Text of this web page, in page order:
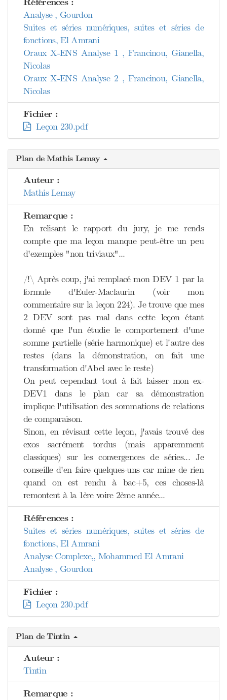
Analyse , Gourdon
Suites et séries numériques, suites et séries de
fonctions, El Amrani
Oraux X-ENS Analyse 1 , Francinou, Gianella,
Nicolas
Oraux X-ENS Analyse 2 , Francinou, Gianella,
Nicolas
Fichier :
Leçon 230.pdf
Plan de Mathis Lemay
Auteur :
Mathis Lemay
Remarque :
En relisant le rapport du jury, je me rends
compte que ma leçon manque peut-être un peu
d'exemples "non triviaux"...
/!\ Après coup, j'ai remplacé mon DEV 1 par la
formule d'Euler-Maclaurin (voir mon
commentaire sur la leçon 224). Je trouve que mes
2 DEV sont pas mal dans cette leçon étant
donné que l'un étudie le comportement d'une
somme partielle (série harmonique) et l'autre des
restes (dans la démonstration, on fait une
transformation d'Abel avec le reste)
On peut cependant tout à fait laisser mon ex-
DEV1 dans le plan car sa démonstration
implique l'utilisation des sommations de relations
de comparaison.
Sinon, en révisant cette leçon, j'avais trouvé des
exos sacrément tordus (mais apparemment
classiques) sur les convergences de séries... Je
conseille d'en faire quelques-uns car mine de rien
quand on est rendu à bac+5, ces choses-là
remontent à la 1ère voire 2ème année...
Références :
Suites et séries numériques, suites et séries de
fonctions, El Amrani
Analyse Complexe,, Mohammed El Amrani
Analyse , Gourdon
Fichier :
Leçon 230.pdf
Plan de Tintin
Auteur :
Tintin
Remarque :